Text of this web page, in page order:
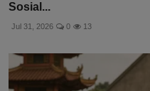
Sosial...
Jul 31, 2026 0 13